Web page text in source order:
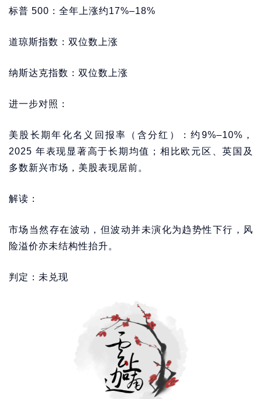
标普 500：全年上涨约17%–18%
道琼斯指数：双位数上涨
纳斯达克指数：双位数上涨
进一步对照：
美股长期年化名义回报率（含分红）：约9%–10%，
2025 年表现显著高于长期均值；相比欧元区、英国及
多数新兴市场，美股表现居前。
解读：
市场当然存在波动，但波动并未演化为趋势性下行，风
险溢价亦未结构性抬升。
判定：未兑现